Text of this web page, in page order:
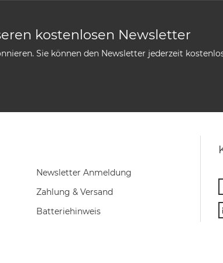
kostenlosen Newsletter
Sie können den Newsletter jederzeit
Newsletter Anmeldung
Zahlung & Versand
Batteriehinweis